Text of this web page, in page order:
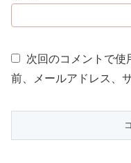
次回のコメントで使
前、メールアドレス、